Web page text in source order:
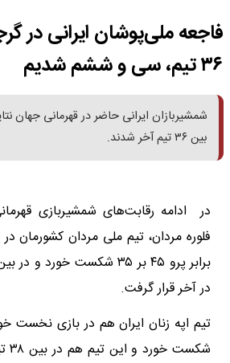
فاجعه ملی‌پوشان ایرانی در
۳۶ تیم، سی و ششم شدیم
شمشیربازان ایرانی حاضر در قهرمانی جهان
بین ۳۶ تیم آخر شدند.
در ادامه رقابت‌های شمشیربازی
فلوره مردان، تیم ملی مردان
در آخر قرار گرفت.